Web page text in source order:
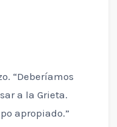
“Deberíamos
a la Grieta.
apropiado.”